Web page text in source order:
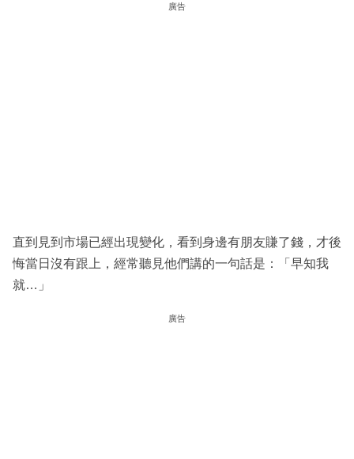
廣告
直到見到市場已經出現變化，看到身邊有朋友賺了錢，才後
悔當日沒有跟上，經常聽見他們講的一句話是：「早知我
就…」
廣告